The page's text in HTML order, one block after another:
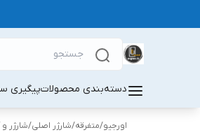
دسته‌بندی محصولاتپیگیری
اورجیو/متفرقه/شارژر اصلی/شارژر و